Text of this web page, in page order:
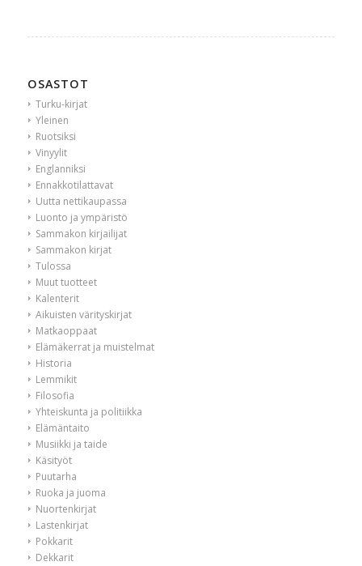
OSASTOT
Turku-kirjat
Yleinen
Ruotsiksi
Vinyylit
Englanniksi
Ennakkotilattavat
Uutta nettikaupassa
Luonto ja ympäristö
Sammakon kirjailijat
Sammakon kirjat
Tulossa
Muut tuotteet
Kalenterit
Aikuisten värityskirjat
Matkaoppaat
Elämäkerrat ja muistelmat
Historia
Lemmikit
Filosofia
Yhteiskunta ja politiikka
Elämäntaito
Musiikki ja taide
Käsityöt
Puutarha
Ruoka ja juoma
Nuortenkirjat
Lastenkirjat
Pokkarit
Dekkarit